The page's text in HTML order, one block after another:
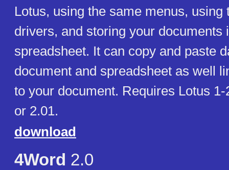
Lotus, using the same menus, using
drivers, and storing your documents
spreadsheet. It can copy and paste
document and spreadsheet as well
to your document. Requires Lotus
or 2.01.
download
4Word 2.0